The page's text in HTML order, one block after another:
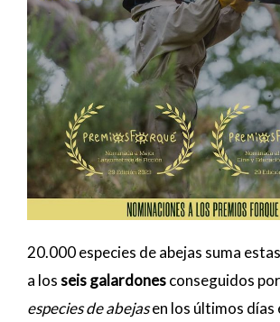
20.000 especies de abejas suma
a losseis galardonesconseguidos por
especies de abejasen los últimos días